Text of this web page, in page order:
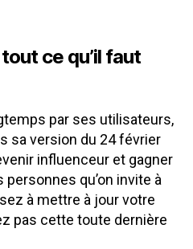
ce qu’il faut
par ses utilisateurs,
sa version du 24 février
influenceur et gagner
qu’on invite à
à mettre à jour votre
pas cette toute dernière